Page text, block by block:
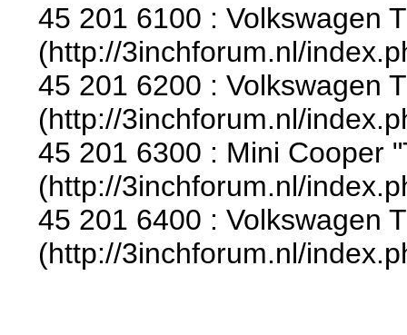
45 201 6100 : Volkswagen
(http://3inchforum.nl/
45 201 6200 : Volkswagen
(http://3inchforum.nl/
45 201 6300 : Mini Cooper
(http://3inchforum.nl/
45 201 6400 : Volkswagen
(http://3inchforum.nl/